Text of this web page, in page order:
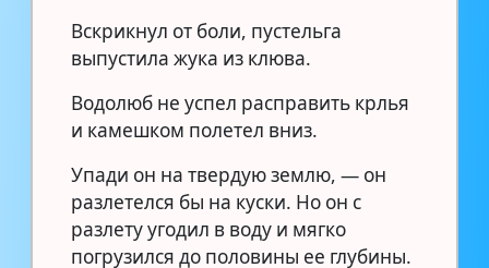
Вскрикнул от боли, пустельга
выпустила жука из клюва.
Водолюб не успел расправить крлья
и камешком полетел вниз.
Упади он на твердую землю, — он
разлетелся бы на куски. Но он с
разлету угодил в воду и мягко
погрузился до половины ее глубины.